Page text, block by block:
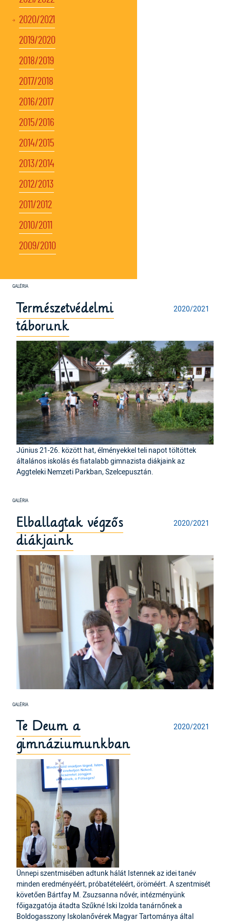
2020/2021
2019/2020
2018/2019
2017/2018
2016/2017
2015/2016
2014/2015
2013/2014
2012/2013
2011/2012
2010/2011
2009/2010
2020/2021
Természetvédelmi
táborunk
Június 21-26. között hat, élményekkel teli napot töltöttek
általános iskolás és fiatalabb gimnazista diákjaink az
Aggteleki Nemzeti Parkban, Szelcepusztán.
2020/2021
Elballagtak végzős
diákjaink
2020/2021
Te Deum a
gimnáziumunkban
Ünnepi szentmisében adtunk hálát Istennek az idei tanév
minden eredményéért, próbatételéért, öröméért. A szentmisét
követően Bártfay M. Zsuzsanna nővér, intézményünk
főigazgatója átadta Szűkné Iski Izolda tanárnőnek a
Boldogasszony Iskolanővérek Magyar Tartománya által